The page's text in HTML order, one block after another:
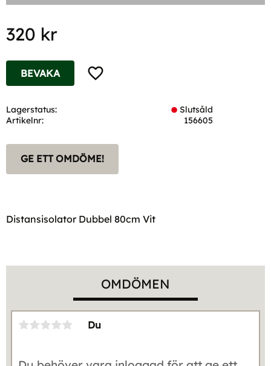
320 kr
Lägg till i favoriter
BEVAKA
Lagerstatus
Slutsåld
Artikelnr
156605
GE ETT OMDÖME!
Distansisolator Dubbel 80cm Vit
OMDÖMEN
Du